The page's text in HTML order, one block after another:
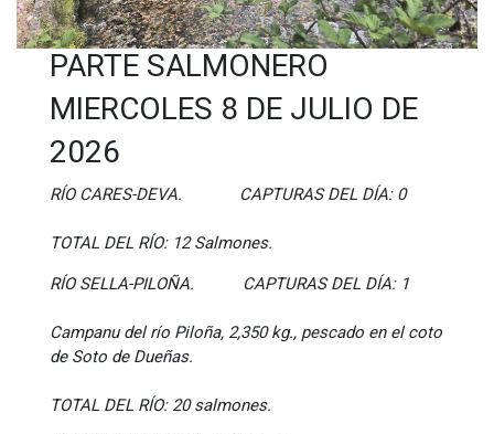
PARTE SALMONERO
MIERCOLES 8 DE JULIO DE
2026
RÍO CARES-DEVA. CAPTURAS DEL DÍA: 0
TOTAL DEL RÍO: 12 Salmones.
RÍO SELLA-PILOÑA. CAPTURAS DEL DÍA: 1
Campanu del río Piloña, 2,350 kg., pescado en el coto
de Soto de Dueñas.
TOTAL DEL RÍO: 20 salmones.